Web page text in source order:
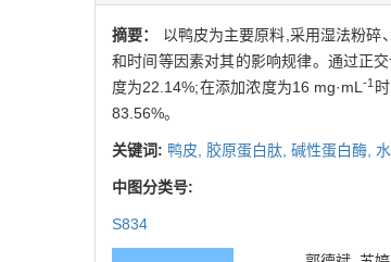
摘要： 以鸭皮为主要原料,采用湿法粉碎
和时间等因素对其的影响规律。通过正
度为22.14%;在添加浓度为16 mg·mL-1
83.56%。
关键词: 鸭皮, 胶原蛋白肽, 碱性蛋白酶,
中图分类号:
S834